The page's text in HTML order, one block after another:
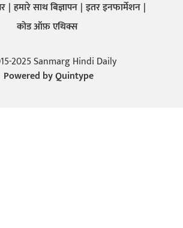
हमारे साथ बिज्ञापन इतर इनफार्मेशन
कोड ऑफ़ एथिक्स
2025 Sanmarg Hindi Daily
Powered byQuintype